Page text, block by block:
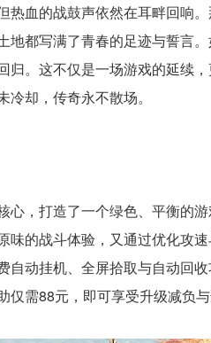
热血的战鼓声依然在耳畔回响
地都写满了青春的足迹与誓言
归。这不仅是一场游戏的延续
却，传奇永不散场。
心，打造了一个绿色、平衡的
味的战斗体验，又通过优化攻
自动挂机、全屏拾取与自动回
仅需88元，即可享受升级减负